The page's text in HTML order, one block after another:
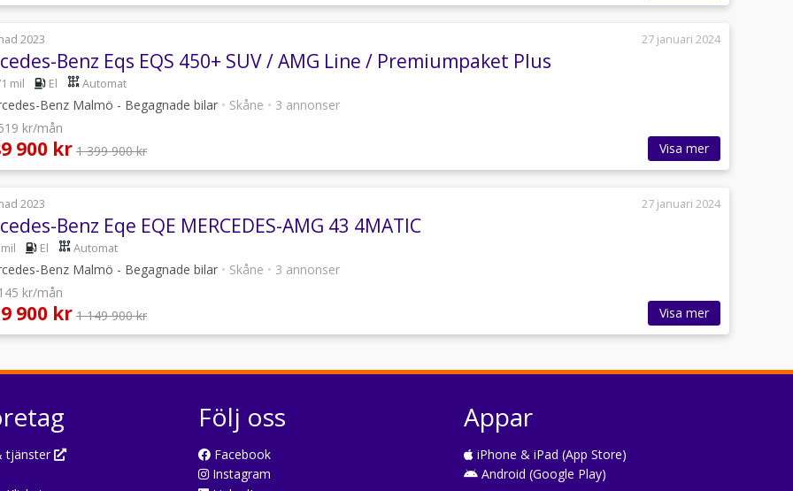
2023 27 januari 2024
Benz Eqs EQS 450+ SUV / AMG Line / Premiumpaket Plus
mil El Automat
Benz Malmö - Begagnade bilar • Skåne • 3 annonser
kr/mån
900 kr 1 399 900 kr Visa mer
2023 27 januari 2024
Benz Eqe EQE MERCEDES-AMG 43 4MATIC
El Automat
Benz Malmö - Begagnade bilar • Skåne • 3 annonser
kr/mån
900 kr 1 149 900 kr Visa mer
tjänster
Följ oss
Facebook
Instagram
Appar
iPhone & iPad (App Store)
Android (Google Play)